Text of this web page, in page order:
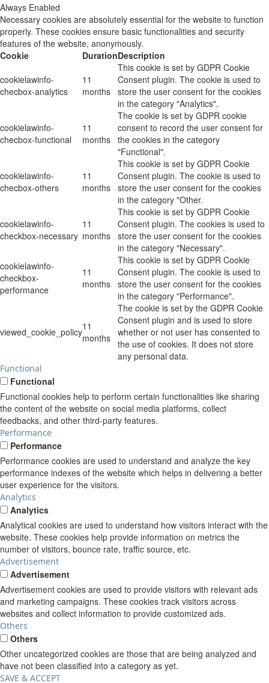
Always Enabled
Necessary cookies are absolutely essential for the website to function
properly. These cookies ensure basic functionalities and security
features of the website, anonymously.
Cookie
DurationDescription
cookielawinfo-
checbox-analytics
11
months
This cookie is set by GDPR Cookie
Consent plugin. The cookie is used to
store the user consent for the cookies
in the category "Analytics".
cookielawinfo-
checbox-functional
11
months
The cookie is set by GDPR cookie
consent to record the user consent for
the cookies in the category
"Functional".
cookielawinfo-
checbox-others
11
months
This cookie is set by GDPR Cookie
Consent plugin. The cookie is used to
store the user consent for the cookies
in the category "Other.
cookielawinfo-
checkbox-necessary
11
months
This cookie is set by GDPR Cookie
Consent plugin. The cookies is used to
store the user consent for the cookies
in the category "Necessary".
cookielawinfo-
checkbox-
performance
11
months
This cookie is set by GDPR Cookie
Consent plugin. The cookie is used to
store the user consent for the cookies
in the category "Performance".
viewed_cookie_policy11
months
The cookie is set by the GDPR Cookie
Consent plugin and is used to store
whether or not user has consented to
the use of cookies. It does not store
any personal data.
Functional
Functional
Functional cookies help to perform certain functionalities like sharing
the content of the website on social media platforms, collect
feedbacks, and other third-party features.
Performance
Performance
Performance cookies are used to understand and analyze the key
performance indexes of the website which helps in delivering a better
user experience for the visitors.
Analytics
Analytics
Analytical cookies are used to understand how visitors interact with the
website. These cookies help provide information on metrics the
number of visitors, bounce rate, traffic source, etc.
Advertisement
Advertisement
Advertisement cookies are used to provide visitors with relevant ads
and marketing campaigns. These cookies track visitors across
websites and collect information to provide customized ads.
Others
Others
Other uncategorized cookies are those that are being analyzed and
have not been classified into a category as yet.
SAVE & ACCEPT